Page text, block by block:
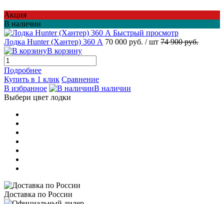
Акция
В наличии
Быстрый просмотр
Лодка Hunter (Хантер) 360 А 70 000 руб. / шт 74 900 руб.
В корзину
Подробнее
Купить в 1 клик Сравнение
В избранное
В наличии
Выбери цвет лодки
Доставка по России